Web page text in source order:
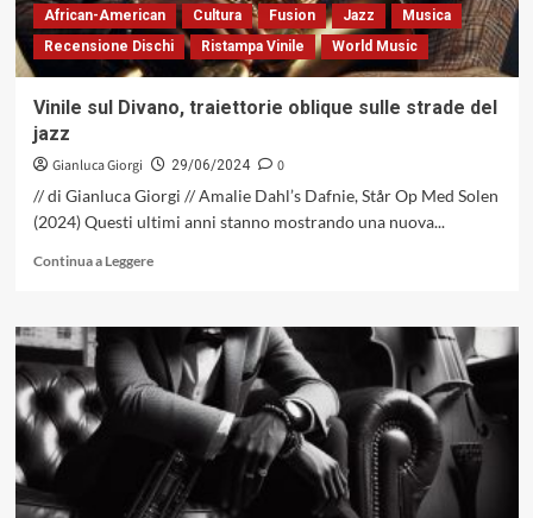
93
anni
dalla
sua
African-American Cultura Fusion Jazz
Musica
Recensione Dischi
Ristampa Vinile World Music
Vinile sul Divano, traiettorie oblique sulle strade del
jazz
Gianluca Giorgi 29/06/2024
0
// di Gianluca Giorgi // Amalie Dahl’s Dafnie, Står Op Med Solen
(2024) Questi ultimi anni stanno mostrando una nuova...
Continua a LeggereLeggi
su
Vinile
sul
Divano,
traiettorie
sulle
strade
del